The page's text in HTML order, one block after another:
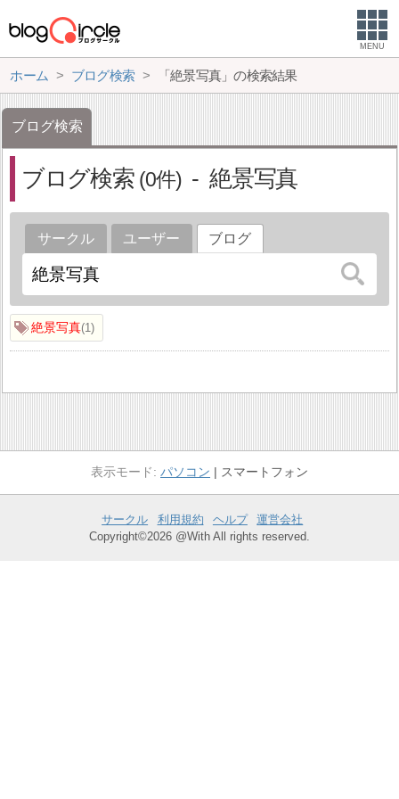
MENU
ホーム ブログ検索 「絶景写真」の検索結果
ブログ検索
ブログ検索 0 絶景写真
サークル ユーザー ブログ
絶景写真 1
パソコン スマートフォン
サークル 利用規約 ヘルプ
運営会社
Copyright©2026 @With All rights reserved.